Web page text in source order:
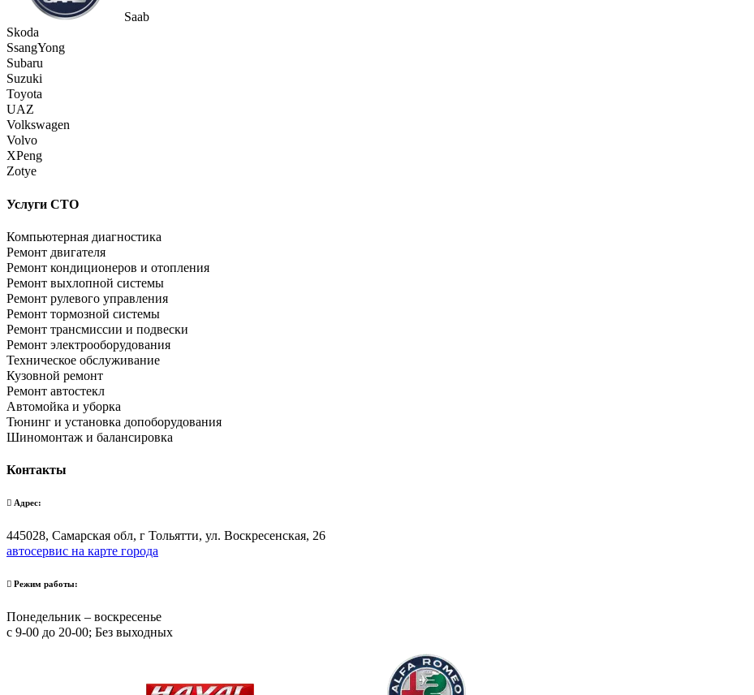
Saab
Skoda
SsangYong
Subaru
Suzuki
Toyota
UAZ
Volkswagen
Volvo
XPeng
Zotye
Услуги СТО
Компьютерная диагностика
Ремонт двигателя
Ремонт кондиционеров и отопления
Ремонт выхлопной системы
Ремонт рулевого управления
Ремонт тормозной системы
Ремонт трансмиссии и подвески
Ремонт электрооборудования
Техническое обслуживание
Кузовной ремонт
Ремонт автостекл
Автомойка и уборка
Тюнинг и установка допоборудования
Шиномонтаж и балансировка
Контакты
Адрес:
445028, Самарская обл, г Тольятти, ул. Воскресенская, 26
автосервис на карте города
Режим работы:
Понедельник – воскресенье
с 9-00 до 20-00; Без выходных